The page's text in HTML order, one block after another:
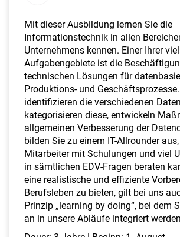
Mit dieser Ausbildung lernen Sie die
Informationstechnik in allen
Unternehmens kennen. Einer Ihrer
Aufgabengebiete ist die
technischen Lösungen für
Produktions- und
identifizieren die verschiedenen
kategorisieren diese, entwickeln
allgemeinen Verbesserung der
bilden Sie zu einem IT-Allrounder
Mitarbeiter mit Schulungen und viel
in sämtlichen EDV-Fragen beraten
eine realistische und effiziente
Berufsleben zu bieten, gilt bei uns
Prinzip „learning by doing“, bei dem
an in unsere Abläufe integriert